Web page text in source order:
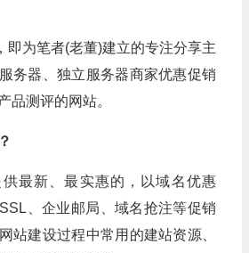
即为笔者(老董)建立的专注分享主
务器、独立服务器商家优惠促销
品测评的网站。
最新、最实惠的，以域名优惠
、企业邮局、域名抢注等促销
站建设过程中常用的建站资源、